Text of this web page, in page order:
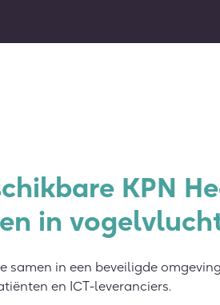
KPN
in
samen in een beveiligde
en ICT-leveranciers.